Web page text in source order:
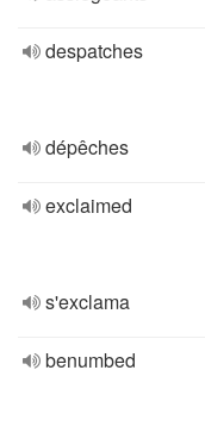
despatches
dépêches
exclaimed
s'exclama
benumbed